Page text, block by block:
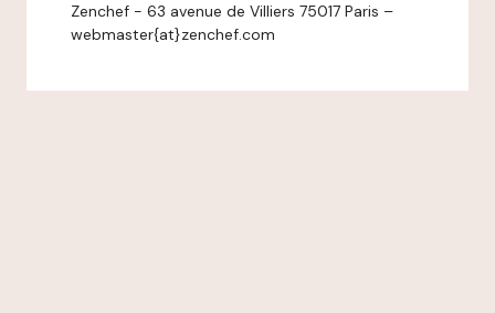
Zenchef - 63 avenue de Villiers 75017 Paris –
webmaster{at}zenchef.com